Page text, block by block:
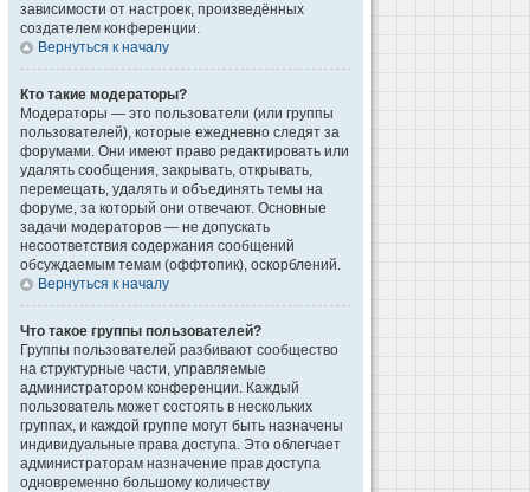
зависимости от настроек, произведённых
создателем конференции.
Вернуться к началу
Кто такие модераторы?
Модераторы — это пользователи (или группы
пользователей), которые ежедневно следят за
форумами. Они имеют право редактировать или
удалять сообщения, закрывать, открывать,
перемещать, удалять и объединять темы на
форуме, за который они отвечают. Основные
задачи модераторов — не допускать
несоответствия содержания сообщений
обсуждаемым темам (оффтопик), оскорблений.
Вернуться к началу
Что такое группы пользователей?
Группы пользователей разбивают сообщество
на структурные части, управляемые
администратором конференции. Каждый
пользователь может состоять в нескольких
группах, и каждой группе могут быть назначены
индивидуальные права доступа. Это облегчает
администраторам назначение прав доступа
одновременно большому количеству